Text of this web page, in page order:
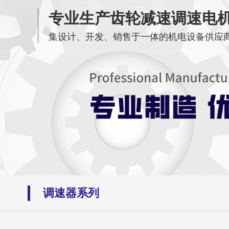
专业生产齿轮减速调速电
集设计、开发、销售于一体的机电设备供应
调速器系列